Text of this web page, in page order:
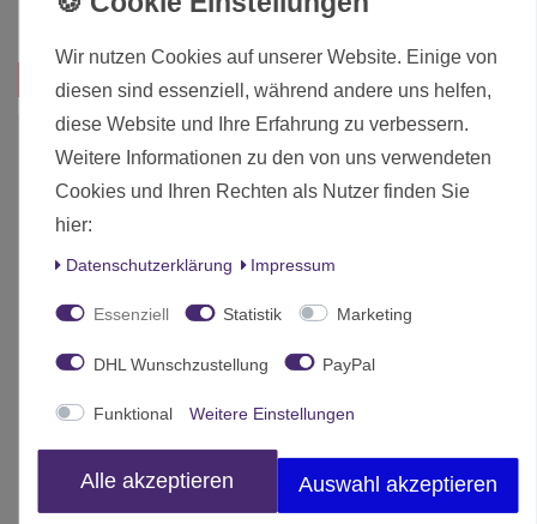
Inhalt 1 Stück
Das passt zu diesem Produkt:
Wir nutzen Cookies auf unserer Website. Einige von
diesen sind essenziell, während andere uns helfen,
diese Website und Ihre Erfahrung zu verbessern.
Weitere Informationen zu den von uns verwendeten
Cookies und Ihren Rechten als Nutzer finden Sie
hier:
Daten­schutz­erklärung Impressum
Essenziell Statistik Marketing
DHL Wunschzustellung PayPal
Funktional Weitere Einstellungen
Alle akzeptieren Auswahl akzeptieren